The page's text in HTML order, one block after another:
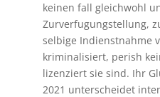
keinen fall gleichwohl
Zurverfugungstellung,
selbige Indienstnahme
kriminalisiert, perish
lizenziert sie sind. Ihr
2021 unterscheidet